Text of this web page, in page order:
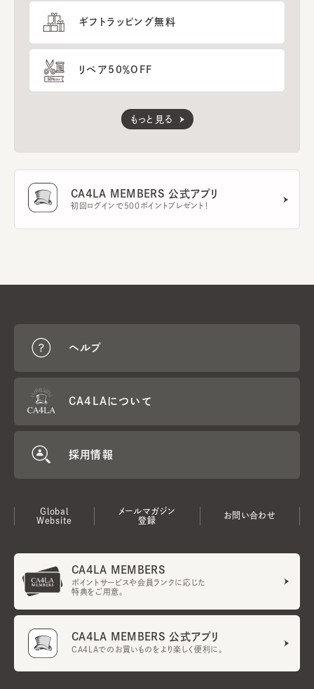
ギフトラッピング無料
リペア50％OFF
もっと見る
CA4LA MEMBERS 公式アプリ
初回ログインで500ポイントプレゼント！
ヘルプ
CA4LAについて
採用情報
Global
Website
メールマガジン
登録
お問い合わせ
CA4LA MEMBERS
ポイントサービスや会員ランクに応じた
特典をご用意。
CA4LA MEMBERS 公式アプリ
CA4LAでのお買いものをより楽しく便利に。